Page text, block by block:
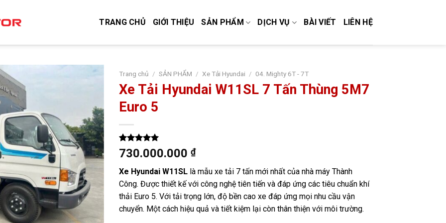
TRANG CHỦ GIỚI THIỆU SẢN PHẨM DỊCH VỤ BÀI VIẾT LIÊN HỆ
Trang chủ / SẢN PHẨM / Xe Tải Hyundai / 04. Mighty 6T - 7T
Xe Tải Hyundai W11SL 7 Tấn Thùng 5M7
Euro 5
5.00trên 5
dựa trên
8
730.000.000 ₫
Xe Hyundai W11SL là mẫu xe tải 7 tấn mới nhất của nhà máy Thành
Công. Được thiết kế với công nghệ tiên tiến và đáp ứng các tiêu chuẩn khí
thải Euro 5. Với tải trọng lớn, độ bền cao xe đáp ứng mọi nhu cầu vận
chuyển. Một cách hiệu quả và tiết kiệm lại còn thân thiện với môi trường.